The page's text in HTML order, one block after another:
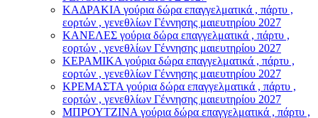
ΚΑΔΡΑΚΙΑ γούρια δώρα επαγγελματικά , πάρτυ ,
εορτών , γενεθλίων Γέννησης μαιευτηρίου 2027
ΚΑΝΕΛΕΣ γούρια δώρα επαγγελματικά , πάρτυ ,
εορτών , γενεθλίων Γέννησης μαιευτηρίου 2027
ΚΕΡΑΜΙΚΑ γούρια δώρα επαγγελματικά , πάρτυ ,
εορτών , γενεθλίων Γέννησης μαιευτηρίου 2027
ΚΡΕΜΑΣΤΑ γούρια δώρα επαγγελματικά , πάρτυ ,
εορτών , γενεθλίων Γέννησης μαιευτηρίου 2027
ΜΠΡΟΥΤΖΙΝΑ γούρια δώρα επαγγελματικά , πάρτυ ,